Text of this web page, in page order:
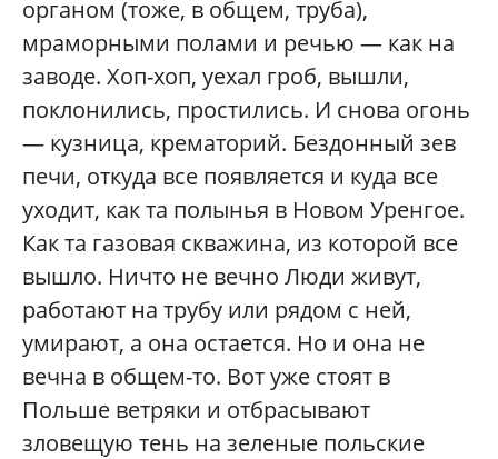
органом (тоже, в общем, труба),
мраморными полами и речью — как на
заводе. Хоп-хоп, уехал гроб, вышли,
поклонились, простились. И снова огонь
— кузница, крематорий. Бездонный зев
печи, откуда все появляется и куда все
уходит, как та полынья в Новом Уренгое.
Как та газовая скважина, из которой все
вышло. Ничто не вечно Люди живут,
работают на трубу или рядом с ней,
умирают, а она остается. Но и она не
вечна в общем-то. Вот уже стоят в
Польше ветряки и отбрасывают
зловещую тень на зеленые польские